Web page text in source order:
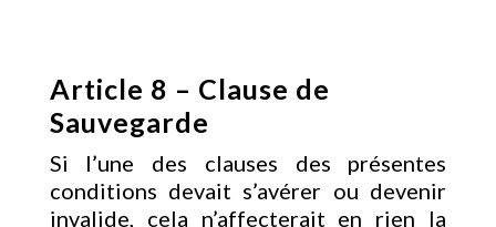
Article 8 – Clause de
Sauvegarde
Si l’une des clauses des présentes
conditions devait s’avérer ou devenir
invalide, cela n’affecterait en rien la